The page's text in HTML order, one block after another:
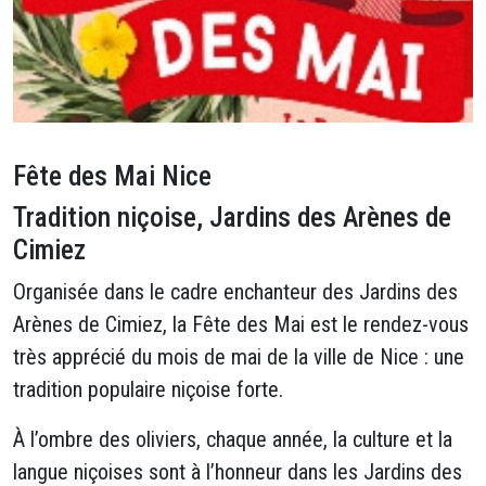
Fête des Mai Nice
Tradition niçoise, Jardins des Arènes de
Cimiez
Organisée dans le cadre enchanteur des Jardins des
Arènes de Cimiez, la Fête des Mai est le rendez-vous
très apprécié du mois de mai de la ville de Nice : une
tradition populaire niçoise forte.
À l’ombre des oliviers, chaque année, la culture et la
langue niçoises sont à l’honneur dans les Jardins des